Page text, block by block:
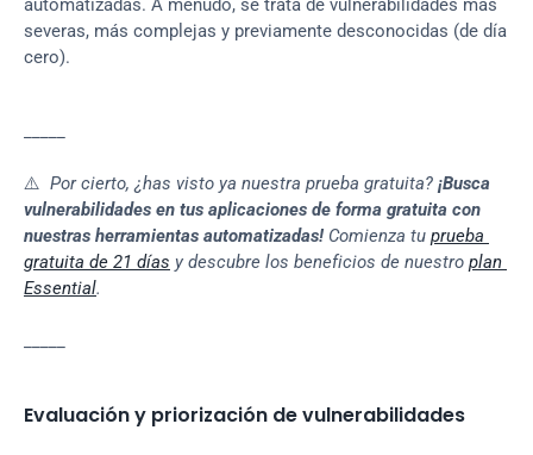
automatizadas. A menudo, se trata de vulnerabilidades más
severas, más complejas y previamente desconocidas (de día
cero).
⚠️ Por cierto, ¿has visto ya nuestra prueba gratuita? ¡Busca
vulnerabilidades en tus aplicaciones de forma gratuita con
nuestras herramientas automatizadas! Comienza tu prueba
gratuita de 21 días y descubre los beneficios de nuestro plan
Essential.
Evaluación y priorización de vulnerabilidades